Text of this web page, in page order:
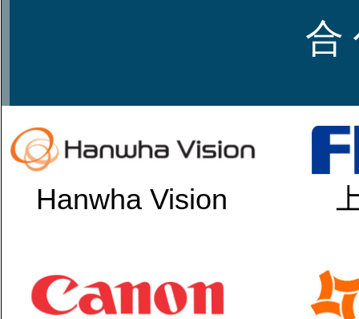
合
Hanwha Vision